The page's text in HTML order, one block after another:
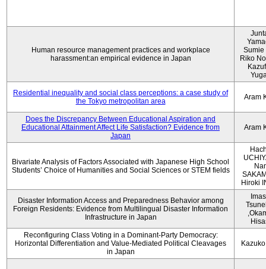
Human resource management practices and workplace
harassment:an empirical evidence in Japan
Sumie
Riko
Residential inequality and social class perceptions: a case study of
the Tokyo metropolitan area
Aram
Does the Discrepancy Between Educational Aspiration and
Educational Attainment Affect Life Satisfaction? Evidence from
Japan
Aram
Bivariate Analysis of Factors Associated with Japanese High School
Students’ Choice of Humanities and Social Sciences or STEM fields
Hiroki
Disaster Information Access and Preparedness Behavior among
Foreign Residents: Evidence from Multilingual Disaster Information
Infrastructure in Japan
Reconfiguring Class Voting in a Dominant-Party Democracy:
Horizontal Differentiation and Value-Mediated Political Cleavages
in Japan